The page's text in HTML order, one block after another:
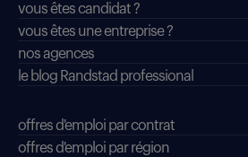
vous êtes candidat ?
vous êtes une entreprise ?
nos agences
le blog Randstad professional
offres d'emploi par contrat
offres d'emploi par région